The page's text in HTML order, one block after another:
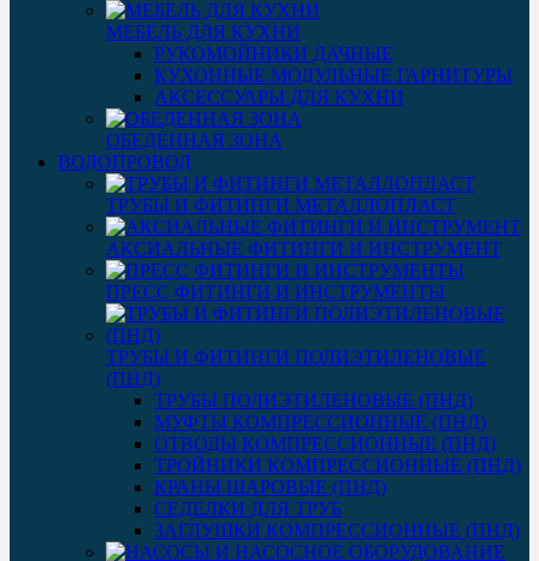
МЕБЕЛЬ ДЛЯ КУХНИ
РУКОМОЙНИКИ ДАЧНЫЕ
КУХОННЫЕ МОДУЛЬНЫЕ ГАРНИТУРЫ
АКСЕССУАРЫ ДЛЯ КУХНИ
ОБЕДЕННАЯ ЗОНА
ВОДОПРОВОД
ТРУБЫ И ФИТИНГИ МЕТАЛЛОПЛАСТ
АКСИАЛЬНЫЕ ФИТИНГИ И ИНСТРУМЕНТ
ПРЕСС ФИТИНГИ И ИНСТРУМЕНТЫ
ТРУБЫ И ФИТИНГИ ПОЛИЭТИЛЕНОВЫЕ
(ПНД)
ТРУБЫ ПОЛИЭТИЛЕНОВЫЕ (ПНД)
МУФТЫ КОМПРЕССИОННЫЕ (ПНД)
ОТВОДЫ КОМПРЕССИОННЫЕ (ПНД)
ТРОЙНИКИ КОМПРЕССИОННЫЕ (ПНД)
КРАНЫ ШАРОВЫЕ (ПНД)
СЕДЕЛКИ ДЛЯ ТРУБ
ЗАГЛУШКИ КОМПРЕССИОННЫЕ (ПНД)